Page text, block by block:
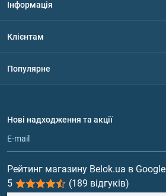
Інформація
Політика конфіденційності
Обмін та повернення
Клієнтам
Популярне
Протеїн
Гейнери
Вітаміни та мінерали
Риб'ячий жир, жирні кислоти
Нові надходження та акції
Рейтинг магазину Belok.ua в Google
5
(189 відгуків)